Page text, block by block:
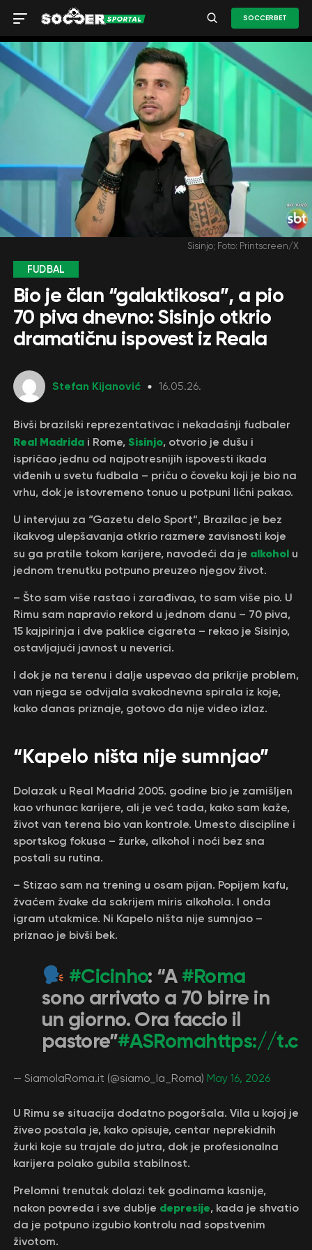
SOCCERBET
Sisinjo; Foto: Printscreen/X
FUDBAL
Bio je član “galaktikosa”, a pio
70 piva dnevno: Sisinjo otkrio
dramatičnu ispovest iz Reala
Stefan Kijanović 16.05.26.
Bivši brazilski reprezentativac i nekadašnji fudbaler
Real Madridai Rome, Sisinjo, otvorio je dušu i
ispričao jednu od najpotresnijih ispovesti ikada
viđenih u svetu fudbala – priču o čoveku koji je bio na
vrhu, dok je istovremeno tonuo u potpuni lični pakao.
U intervjuu za “Gazetu delo Sport“, Brazilac je bez
ikakvog ulepšavanja otkrio razmere zavisnosti koje
su ga pratile tokom karijere, navodeći da je alkohol u
jednom trenutku potpuno preuzeo njegov život.
– Što sam više rastao i zarađivao, to sam više pio. U
Rimu sam napravio rekord u jednom danu – 70 piva,
15 kajpirinja i dve paklice cigareta – rekao je Sisinjo,
ostavljajući javnost u neverici.
I dok je na terenu i dalje uspevao da prikrije problem,
van njega se odvijala svakodnevna spirala iz koje,
kako danas priznaje, gotovo da nije video izlaz.
“Kapelo ništa nije sumnjao”
Dolazak u Real Madrid 2005. godine bio je zamišljen
kao vrhunac karijere, ali je već tada, kako sam kaže,
život van terena bio van kontrole. Umesto discipline i
sportskog fokusa – žurke, alkohol i noći bez sna
postali su rutina.
– Stizao sam na trening u osam pijan. Popijem kafu,
žvaćem žvake da sakrijem miris alkohola. I onda
igram utakmice. Ni Kapelo ništa nije sumnjao –
priznao je bivši bek.
#Cicinho: “A#Roma
sono arrivato a 70 birre in
un giorno. Ora faccio il
pastore”#ASRomahttps://
— SiamolaRoma.it (@siamo_la_Roma) May 16, 2026
U Rimu se situacija dodatno pogoršala. Vila u kojoj je
živeo postala je, kako opisuje, centar neprekidnih
žurki koje su trajale do jutra, dok je profesionalna
karijera polako gubila stabilnost.
Prelomni trenutak dolazi tek godinama kasnije,
nakon povreda i sve dublje depresije, kada je shvatio
da je potpuno izgubio kontrolu nad sopstvenim
životom.